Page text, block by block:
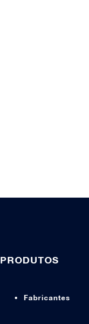
PRODUTOS
Fabricantes